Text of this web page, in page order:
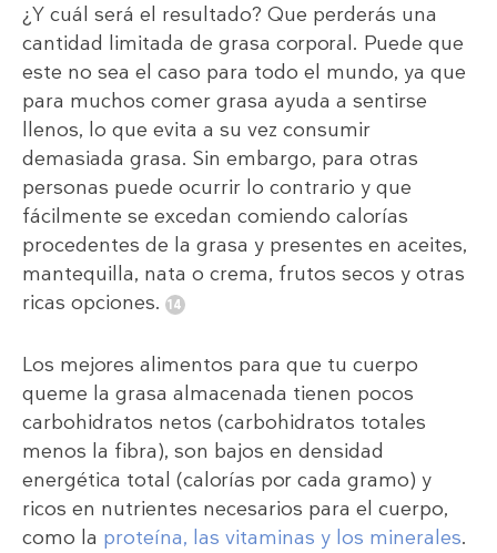
¿Y cuál será el resultado? Que perderás una
cantidad limitada de grasa corporal. Puede que
este no sea el caso para todo el mundo, ya que
para muchos comer grasa ayuda a sentirse
llenos, lo que evita a su vez consumir
demasiada grasa. Sin embargo, para otras
personas puede ocurrir lo contrario y que
fácilmente se excedan comiendo calorías
procedentes de la grasa y presentes en aceites,
mantequilla, nata o crema, frutos secos y otras
ricas opciones.
Los mejores alimentos para que tu cuerpo
queme la grasa almacenada tienen pocos
carbohidratos netos (carbohidratos totales
menos la fibra), son bajos en densidad
energética total (calorías por cada gramo) y
ricos en nutrientes necesarios para el cuerpo,
como la proteína, las vitaminas y los minerales.